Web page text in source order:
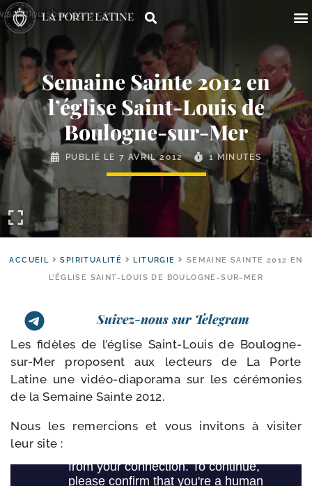
Semaine Sainte 2012 en
l’église Saint-​Louis de
Boulogne-sur-Mer
PUBLIÉ LE 7 AVRIL 2012 1 MINUTES
ACCUEIL SPIRITUALITÉ LITURGIE
SEMAINE SAINTE 2012 EN
L’ÉGLISE SAINT-LOUIS DE BOULOGNE-SUR-MER
Suivez-nous sur Telegram
Les fidèles de l’é­glise Saint-​Louis de Boulogne-​
sur-​Mer pro­posent aux lec­teurs de La Porte
Latine une vidéo-​diaporama sur les céré­mo­nies
de la Semaine Sainte 2012.
Nous les remer­cions et vous invi­tons à visi­ter
leur site :